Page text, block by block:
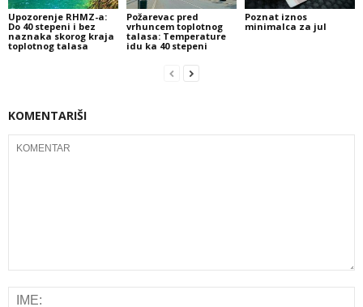
Upozorenje RHMZ-a:
Do 40 stepeni i bez
naznaka skorog kraja
toplotnog talasa
Požarevac pred
vrhuncem toplotnog
talasa: Temperature
idu ka 40 stepeni
Poznat iznos
minimalca za jul
KOMENTARIŠI